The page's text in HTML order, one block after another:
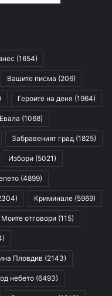
(1654)
Вашите писма (206)
Героите на деня (1964)
Евала (1068)
Забравеният град (1825)
Избори (5021)
(4899)
Криминале (5969)
Моите отговори (115)
Пловдив (2143)
небето (6493)